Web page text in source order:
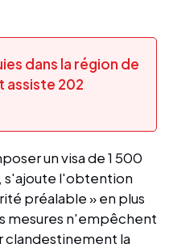
dans la région de
assiste 202
un visa de 1 500
s'ajoute l'obtention
préalable » en plus
mesures n'empêchent
clandestinement la